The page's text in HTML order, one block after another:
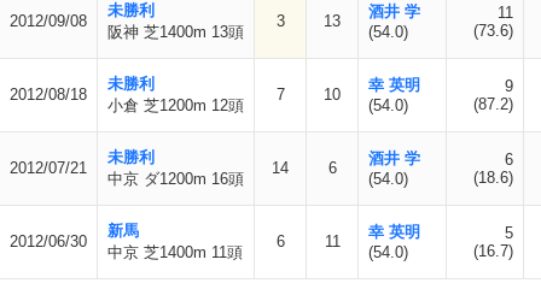
2012/09/08
未勝利
阪神 芝1400m 13頭
3 13
酒井 学
(54.0)
11
(73.6)
2012/08/18
未勝利
小倉 芝1200m 12頭
7 10
幸 英明
(54.0)
9
(87.2)
2012/07/21
未勝利
中京 ダ1200m 16頭
14 6
酒井 学
(54.0)
6
(18.6)
2012/06/30
新馬
中京 芝1400m 11頭
6 11
幸 英明
(54.0)
5
(16.7)